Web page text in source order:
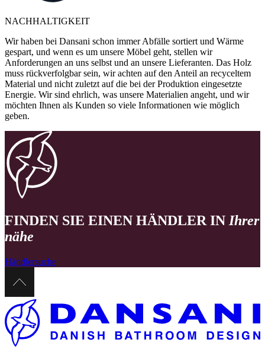
NACHHALTIGKEIT
Wir haben bei Dansani schon immer Abfälle sortiert und Wärme
gespart, und wenn es um unsere Möbel geht, stellen wir
Anforderungen an uns selbst und an unsere Lieferanten. Das Holz
muss rückverfolgbar sein, wir achten auf den Anteil an recyceltem
Material und nicht zuletzt auf die bei der Produktion eingesetzte
Energie. Wir sind ehrlich, was unsere Materialien angeht, und wir
möchten Ihnen als Kunden so viele Informationen wie möglich
geben.
FINDEN SIE EINEN HÄNDLER IN Ihrer
nähe
Händlersuche